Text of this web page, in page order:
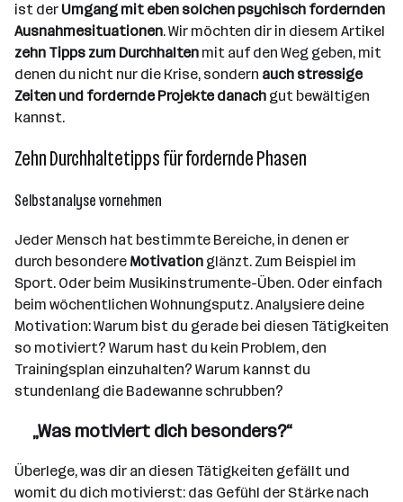
ist der Umgang mit eben solchen psychisch fordernden
Ausnahmesituationen. Wir möchten dir in diesem Artikel
zehn Tipps zum Durchhalten mit auf den Weg geben, mit
denen du nicht nur die Krise, sondern auch stressige
Zeiten und fordernde Projekte danach gut bewältigen
kannst.
Zehn Durchhaltetipps für fordernde Phasen
Selbstanalyse vornehmen
Jeder Mensch hat bestimmte Bereiche, in denen er
durch besondere Motivation glänzt. Zum Beispiel im
Sport. Oder beim Musikinstrumente-Üben. Oder einfach
beim wöchentlichen Wohnungsputz. Analysiere deine
Motivation: Warum bist du gerade bei diesen Tätigkeiten
so motiviert? Warum hast du kein Problem, den
Trainingsplan einzuhalten? Warum kannst du
stundenlang die Badewanne schrubben?
„Was motiviert dich besonders?“
Überlege, was dir an diesen Tätigkeiten gefällt und
womit du dich motivierst: das Gefühl der Stärke nach